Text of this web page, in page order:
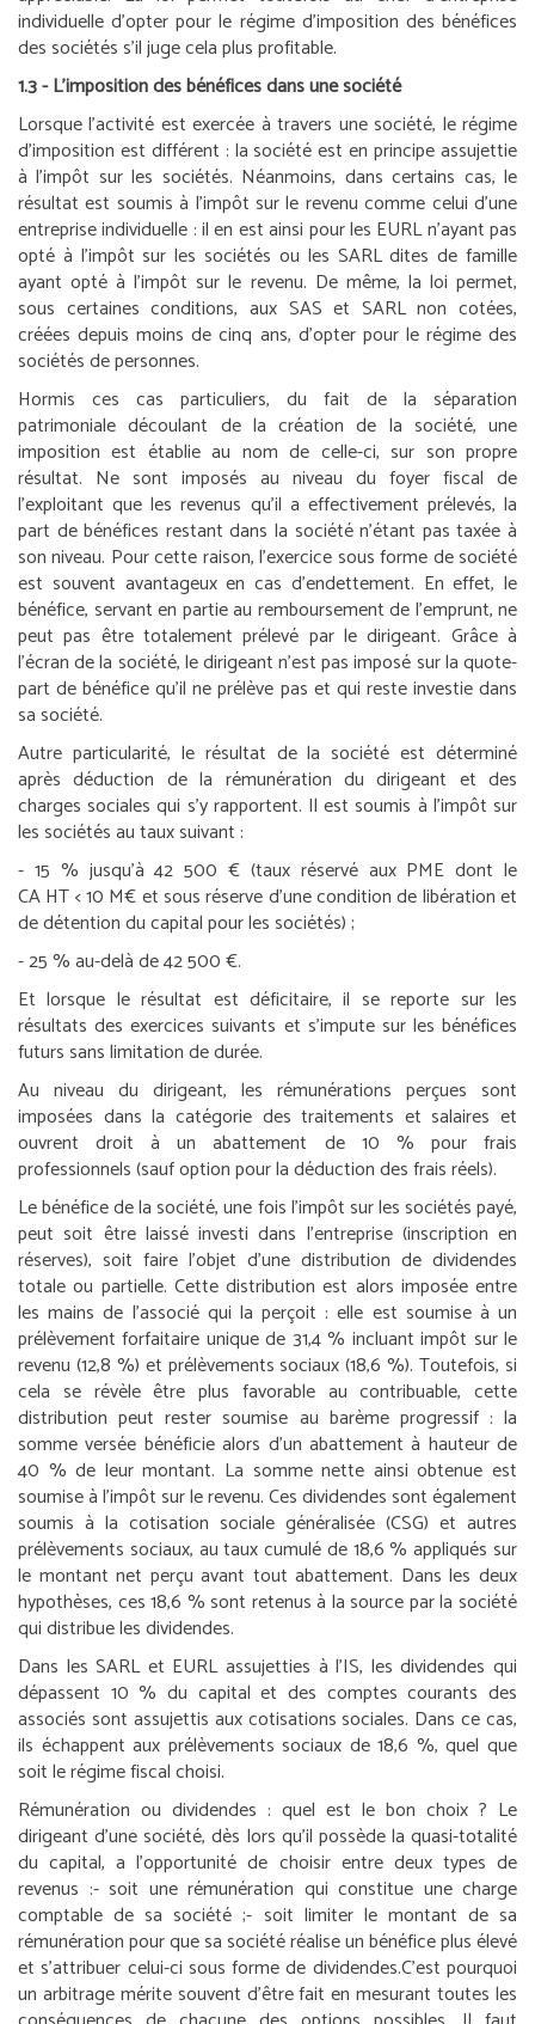
individuelle d’opter pour le régime d’imposition des bénéfices
des sociétés s’il juge cela plus profitable.
1.3 - L’imposition des bénéfices dans une société
Lorsque l’activité est exercée à travers une société, le régime
d’imposition est différent : la société est en principe assujettie
à l’impôt sur les sociétés. Néanmoins, dans certains cas, le
résultat est soumis à l’impôt sur le revenu comme celui d’une
entreprise individuelle : il en est ainsi pour les EURL n’ayant pas
opté à l’impôt sur les sociétés ou les SARL dites de famille
ayant opté à l’impôt sur le revenu. De même, la loi permet,
sous certaines conditions, aux SAS et SARL non cotées,
créées depuis moins de cinq ans, d’opter pour le régime des
sociétés de personnes.
Hormis ces cas particuliers, du fait de la séparation
patrimoniale découlant de la création de la société, une
imposition est établie au nom de celle-ci, sur son propre
résultat. Ne sont imposés au niveau du foyer fiscal de
l’exploitant que les revenus qu’il a effectivement prélevés, la
part de bénéfices restant dans la société n’étant pas taxée à
son niveau. Pour cette raison, l’exercice sous forme de société
est souvent avantageux en cas d’endettement. En effet, le
bénéfice, servant en partie au remboursement de l’emprunt, ne
peut pas être totalement prélevé par le dirigeant. Grâce à
l’écran de la société, le dirigeant n’est pas imposé sur la quote-
part de bénéfice qu’il ne prélève pas et qui reste investie dans
sa société.
Autre particularité, le résultat de la société est déterminé
après déduction de la rémunération du dirigeant et des
charges sociales qui s’y rapportent. Il est soumis à l’impôt sur
les sociétés au taux suivant :
- 15 % jusqu’à 42 500 € (taux réservé aux PME dont le
CA HT < 10 M€ et sous réserve d’une condition de libération et
de détention du capital pour les sociétés) ;
- 25 % au-delà de 42 500 €.
Et lorsque le résultat est déficitaire, il se reporte sur les
résultats des exercices suivants et s’impute sur les bénéfices
futurs sans limitation de durée.
Au niveau du dirigeant, les rémunérations perçues sont
imposées dans la catégorie des traitements et salaires et
ouvrent droit à un abattement de 10 % pour frais
professionnels (sauf option pour la déduction des frais réels).
Le bénéfice de la société, une fois l’impôt sur les sociétés payé,
peut soit être laissé investi dans l’entreprise (inscription en
réserves), soit faire l’objet d’une distribution de dividendes
totale ou partielle. Cette distribution est alors imposée entre
les mains de l’associé qui la perçoit : elle est soumise à un
prélèvement forfaitaire unique de 31,4 % incluant impôt sur le
revenu (12,8 %) et prélèvements sociaux (18,6 %). Toutefois, si
cela se révèle être plus favorable au contribuable, cette
distribution peut rester soumise au barème progressif : la
somme versée bénéficie alors d’un abattement à hauteur de
40 % de leur montant. La somme nette ainsi obtenue est
soumise à l’impôt sur le revenu. Ces dividendes sont également
soumis à la cotisation sociale généralisée (CSG) et autres
prélèvements sociaux, au taux cumulé de 18,6 % appliqués sur
le montant net perçu avant tout abattement. Dans les deux
hypothèses, ces 18,6 % sont retenus à la source par la société
qui distribue les dividendes.
Dans les SARL et EURL assujetties à l’IS, les dividendes qui
dépassent 10 % du capital et des comptes courants des
associés sont assujettis aux cotisations sociales. Dans ce cas,
ils échappent aux prélèvements sociaux de 18,6 %, quel que
soit le régime fiscal choisi.
Rémunération ou dividendes : quel est le bon choix ? Le
dirigeant d’une société, dès lors qu’il possède la quasi-totalité
du capital, a l’opportunité de choisir entre deux types de
revenus :- soit une rémunération qui constitue une charge
comptable de sa société ;- soit limiter le montant de sa
rémunération pour que sa société réalise un bénéfice plus élevé
et s’attribuer celui-ci sous forme de dividendes.C’est pourquoi
un arbitrage mérite souvent d’être fait en mesurant toutes les